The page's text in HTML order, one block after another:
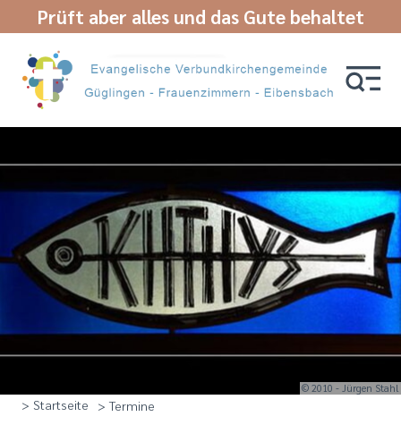
Prüft aber alles und das Gute behaltet
© 2010 - Jürgen Stahl
> Startseite > Termine